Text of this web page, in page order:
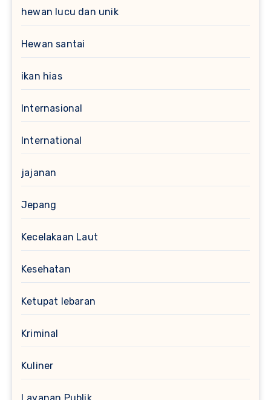
hewan lucu dan unik
Hewan santai
ikan hias
Internasional
International
jajanan
Jepang
Kecelakaan Laut
Kesehatan
Ketupat lebaran
Kriminal
Kuliner